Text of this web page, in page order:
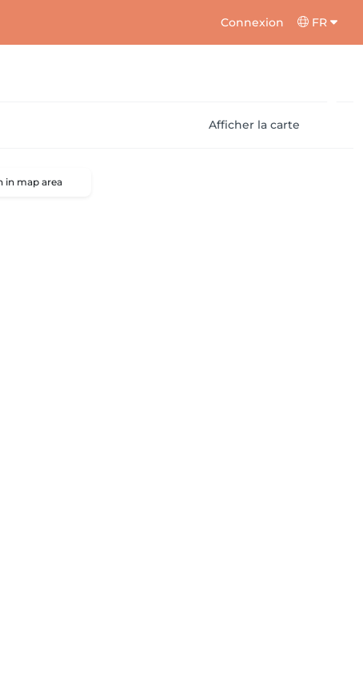
Connexion FR
Afficher la carte
in map area